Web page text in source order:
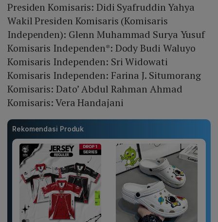
Presiden Komisaris: Didi Syafruddin Yahya
Wakil Presiden Komisaris (Komisaris
Independen): Glenn Muhammad Surya Yusuf
Komisaris Independen*: Dody Budi Waluyo
Komisaris Independen: Sri Widowati
Komisaris Independen: Farina J. Situmorang
Komisaris: Dato’ Abdul Rahman Ahmad
Komisaris: Vera Handajani
Rekomendasi Produk